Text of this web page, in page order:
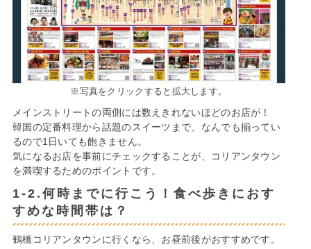
※写真をクリックすると拡大します。
メインストリートの両側には数えきれないほどのお店が！
韓国の定番料理から話題のスイーツまで、なんでも揃ってい
るので1日いても飽きません。
気になるお店を事前にチェックすることが、コリアンタウン
を満喫するためのポイントです。
1-2.何時までに行こう！食べ歩きにおす
すめな時間帯は？
鶴橋コリアンタウンに行くなら、お昼前後がおすすめです。